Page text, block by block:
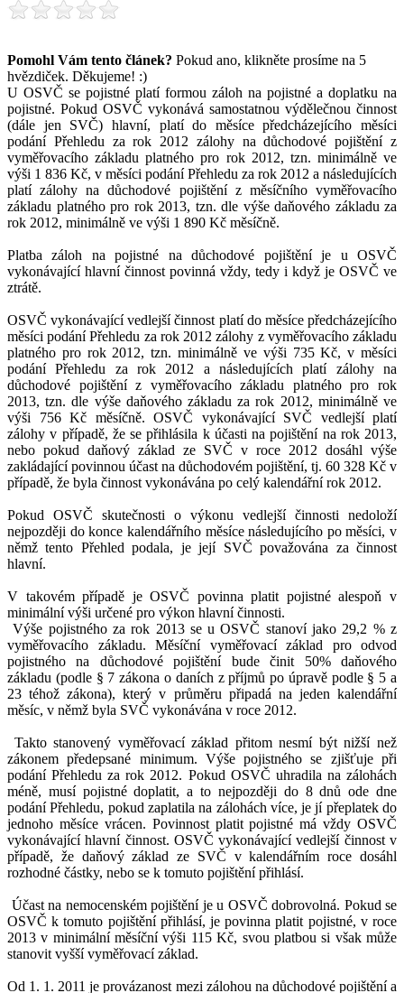
Pomohl Vám tento článek? Pokud ano, klikněte prosíme na 5
hvězdiček. Děkujeme! :)
U OSVČ se pojistné platí formou záloh na pojistné a doplatku na
pojistné. Pokud OSVČ vykonává samostatnou výdělečnou činnost
(dále jen SVČ) hlavní, platí do měsíce předcházejícího měsíci
podání Přehledu za rok 2012 zálohy na důchodové pojištění z
vyměřovacího základu platného pro rok 2012, tzn. minimálně ve
výši 1 836 Kč, v měsíci podání Přehledu za rok 2012 a následujících
platí zálohy na důchodové pojištění z měsíčního vyměřovacího
základu platného pro rok 2013, tzn. dle výše daňového základu za
rok 2012, minimálně ve výši 1 890 Kč měsíčně.
Platba záloh na pojistné na důchodové pojištění je u OSVČ
vykonávající hlavní činnost povinná vždy, tedy i když je OSVČ ve
ztrátě.
OSVČ vykonávající vedlejší činnost platí do měsíce předcházejícího
měsíci podání Přehledu za rok 2012 zálohy z vyměřovacího základu
platného pro rok 2012, tzn. minimálně ve výši 735 Kč, v měsíci
podání Přehledu za rok 2012 a následujících platí zálohy na
důchodové pojištění z vyměřovacího základu platného pro rok
2013, tzn. dle výše daňového základu za rok 2012, minimálně ve
výši 756 Kč měsíčně. OSVČ vykonávající SVČ vedlejší platí
zálohy v případě, že se přihlásila k účasti na pojištění na rok 2013,
nebo pokud daňový základ ze SVČ v roce 2012 dosáhl výše
zakládající povinnou účast na důchodovém pojištění, tj. 60 328 Kč v
případě, že byla činnost vykonávána po celý kalendářní rok 2012.
Pokud OSVČ skutečnosti o výkonu vedlejší činnosti nedoloží
nejpozději do konce kalendářního měsíce následujícího po měsíci, v
němž tento Přehled podala, je její SVČ považována za činnost
hlavní.
V takovém případě je OSVČ povinna platit pojistné alespoň v
minimální výši určené pro výkon hlavní činnosti.
Výše pojistného za rok 2013 se u OSVČ stanoví jako 29,2 % z
vyměřovacího základu. Měsíční vyměřovací základ pro odvod
pojistného na důchodové pojištění bude činit 50% daňového
základu (podle § 7 zákona o daních z příjmů po úpravě podle § 5 a
23 téhož zákona), který v průměru připadá na jeden kalendářní
měsíc, v němž byla SVČ vykonávána v roce 2012.
Takto stanovený vyměřovací základ přitom nesmí být nižší než
zákonem předepsané minimum. Výše pojistného se zjišťuje při
podání Přehledu za rok 2012. Pokud OSVČ uhradila na zálohách
méně, musí pojistné doplatit, a to nejpozději do 8 dnů ode dne
podání Přehledu, pokud zaplatila na zálohách více, je jí přeplatek do
jednoho měsíce vrácen. Povinnost platit pojistné má vždy OSVČ
vykonávající hlavní činnost. OSVČ vykonávající vedlejší činnost v
případě, že daňový základ ze SVČ v kalendářním roce dosáhl
rozhodné částky, nebo se k tomuto pojištění přihlásí.
Účast na nemocenském pojištění je u OSVČ dobrovolná. Pokud se
OSVČ k tomuto pojištění přihlásí, je povinna platit pojistné, v roce
2013 v minimální měsíční výši 115 Kč, svou platbou si však může
stanovit vyšší vyměřovací základ.
Od 1. 1. 2011 je provázanost mezi zálohou na důchodové pojištění a